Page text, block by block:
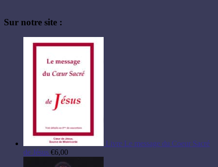
Sur notre site :
Livre Le message du Coeur Sacré
de Jésus €6,00